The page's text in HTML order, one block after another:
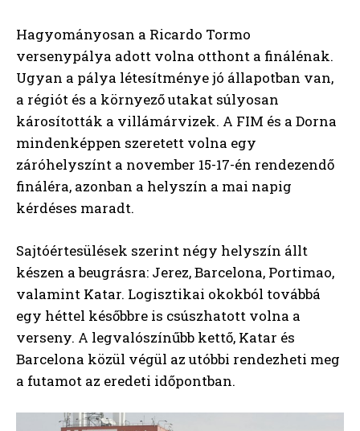
Hagyományosan a Ricardo Tormo
versenypálya adott volna otthont a finálénak.
Ugyan a pálya létesítménye jó állapotban van,
a régiót és a környező utakat súlyosan
károsították a villámárvizek. A FIM és a Dorna
mindenképpen szeretett volna egy
záróhelyszínt a november 15-17-én rendezendő
fináléra, azonban a helyszín a mai napig
kérdéses maradt.
Sajtóértesülések szerint négy helyszín állt
készen a beugrásra: Jerez, Barcelona, Portimao,
valamint Katar. Logisztikai okokból továbbá
egy héttel későbbre is csúszhatott volna a
verseny. A legvalószínűbb kettő, Katar és
Barcelona közül végül az utóbbi rendezheti meg
a futamot az eredeti időpontban.